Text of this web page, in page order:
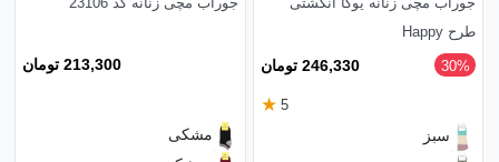
طرح Happy
‎30% 246,330 تومان
5
★
سبز
213,300 تومان
مشکی